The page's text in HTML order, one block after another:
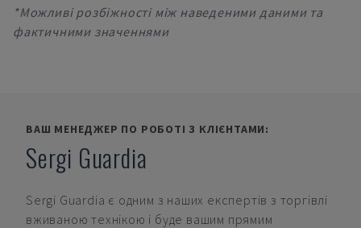
*Можливі розбіжності між наведеними даними та
фактичними значеннями
ВАШ МЕНЕДЖЕР ПО РОБОТІ З КЛІЄНТАМИ:
Sergi Guardia
Sergi Guardia є одним з наших експертів з торгівлі
вживаною технікою і буде вашим прямим